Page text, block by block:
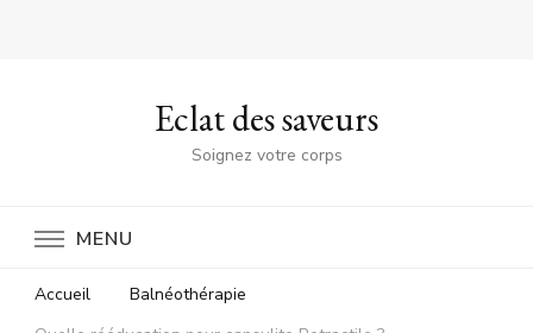
Eclat des saveurs
Soignez votre corps
MENU
Accueil
Balnéothérapie